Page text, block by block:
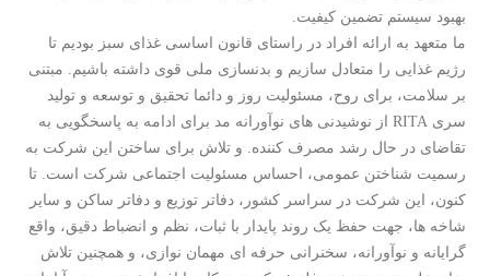
بهبود سیستم تضمین کیفیت.
ما متعهد به ارائه افراد در راستای قانون اساسی غذای سبز بودیم تا
رژیم غذایی را متعادل سازیم و بدنسازی ملی قوی داشته باشیم. مبتنی
بر سلامت، برای روح، مسئولیت روز و دائما تحقیق و توسعه و تولید
سری RITA از نوشیدنی های نوآورانه مد برای ادامه به پاسخگویی به
تقاضای در حال رشد مصرف کننده. و تلاش برای ساختن این شرکت به
رسمیت شناختن عمومی، احساس مسئولیت اجتماعی شرکت است. تا
کنون، این شرکت در سراسر کشور، دفاتر توزیع و دفاتر ساکن و سایر
شاخه ها، جهت حفظ یک روند پایدار با ثبات، نظم و انضباط دقیق، واقع
گرایانه و نوآورانه، سخنرانی حرفه ای مهمان نوازی، و همچنین تلاش